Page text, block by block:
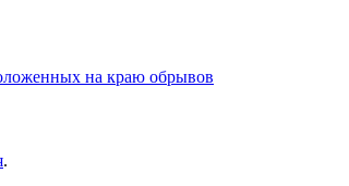
на краю обрывов
.